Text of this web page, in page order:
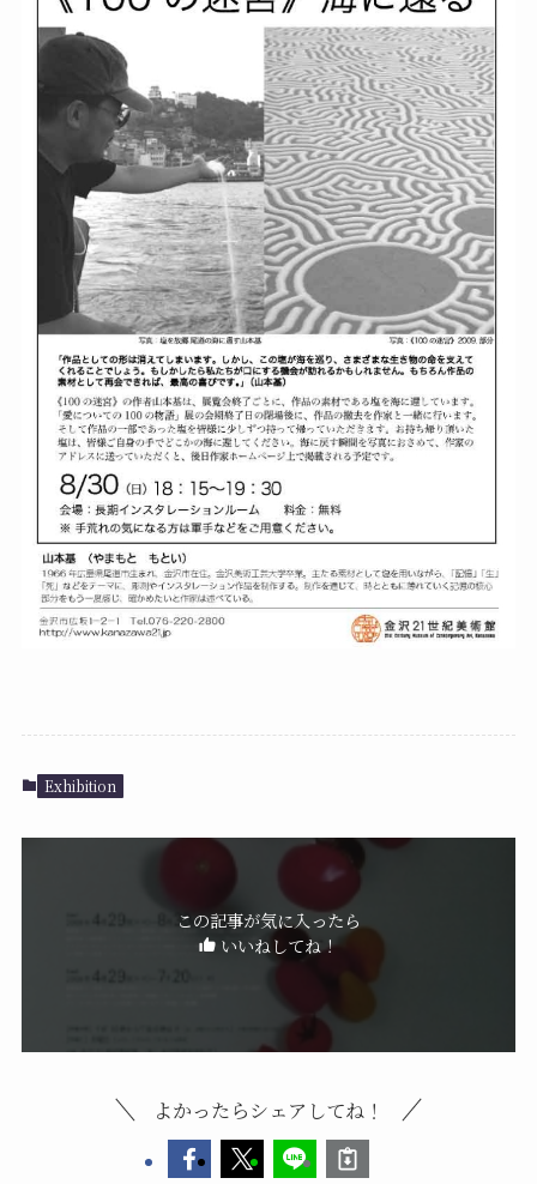
Exhibition
この記事が気に入ったら
いいねしてね！
よかったらシェアしてね！